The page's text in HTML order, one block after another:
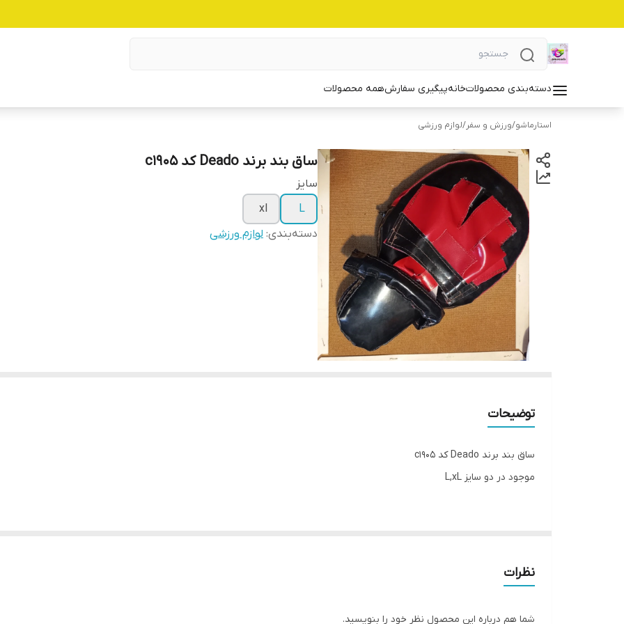
دسته‌بندی محصولاتخانهپیگیری سفارشهمه محصولات
استارماشو/ورزش و سفر/لوازم ورزشی
ساق بند برند Deado کد c1905
سایز
L
xl
دسته‌بندی: لوازم ورزشی
توضیحات
ساق بند برند Deado کد c1905
موجود در دو سایز L,xL
* دارای سایت و نماد اعتماد الکترونیک(اینماد)
● کافیست در اینترنت و فضای مجازی نامِ
نظرات
شما هم درباره این محصول نظر خود را بنویسید.